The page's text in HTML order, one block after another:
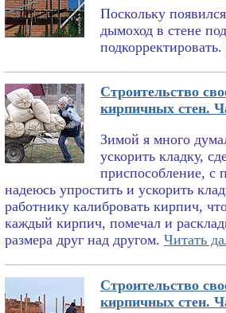
Поскольку
дымоход в стене
подкорректировать.
Строительство
кирпичных стен.
Зимой я много
ускорить кладку,
приспособление, с
надеюсь упростить и ускорить
работнику калибровать кирпич,
каждый кирпич, помечал и
размера друг над другом. Читать
Строительство
кирпичных стен.